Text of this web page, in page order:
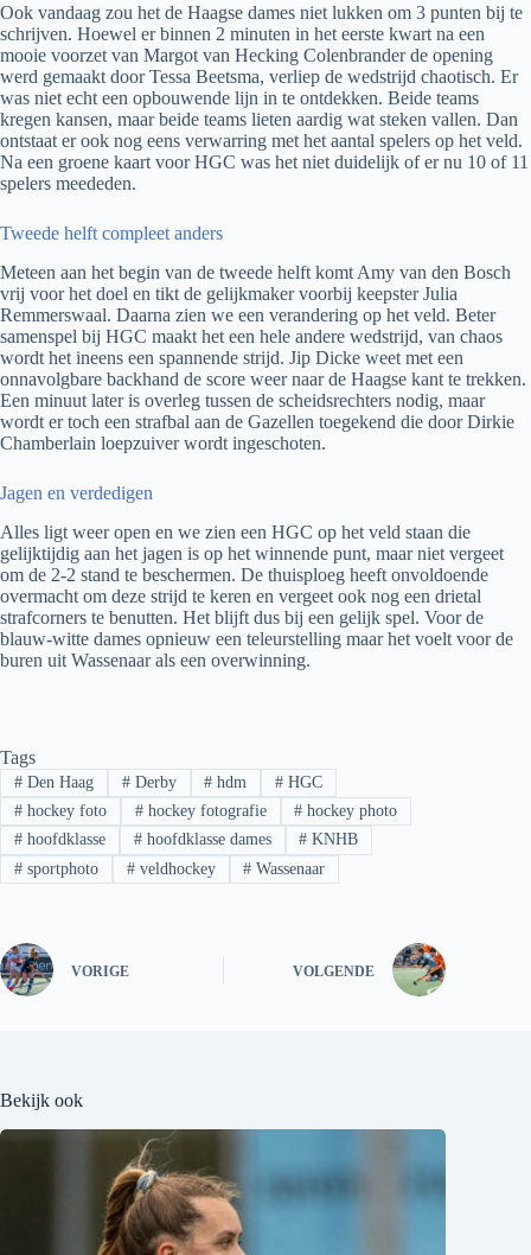
Ook vandaag zou het de Haagse dames niet lukken om 3 punten bij te
schrijven. Hoewel er binnen 2 minuten in het eerste kwart na een
mooie voorzet van Margot van Hecking Colenbrander de opening
werd gemaakt door Tessa Beetsma, verliep de wedstrijd chaotisch. Er
was niet echt een opbouwende lijn in te ontdekken. Beide teams
kregen kansen, maar beide teams lieten aardig wat steken vallen. Dan
ontstaat er ook nog eens verwarring met het aantal spelers op het veld.
Na een groene kaart voor HGC was het niet duidelijk of er nu 10 of 11
spelers meededen.
Tweede helft compleet anders
Meteen aan het begin van de tweede helft komt Amy van den Bosch
vrij voor het doel en tikt de gelijkmaker voorbij keepster Julia
Remmerswaal. Daarna zien we een verandering op het veld. Beter
samenspel bij HGC maakt het een hele andere wedstrijd, van chaos
wordt het ineens een spannende strijd. Jip Dicke weet met een
onnavolgbare backhand de score weer naar de Haagse kant te trekken.
Een minuut later is overleg tussen de scheidsrechters nodig, maar
wordt er toch een strafbal aan de Gazellen toegekend die door Dirkie
Chamberlain loepzuiver wordt ingeschoten.
Jagen en verdedigen
Alles ligt weer open en we zien een HGC op het veld staan die
gelijktijdig aan het jagen is op het winnende punt, maar niet vergeet
om de 2-2 stand te beschermen. De thuisploeg heeft onvoldoende
overmacht om deze strijd te keren en vergeet ook nog een drietal
strafcorners te benutten. Het blijft dus bij een gelijk spel. Voor de
blauw-witte dames opnieuw een teleurstelling maar het voelt voor de
buren uit Wassenaar als een overwinning.
Tags
#Den Haag #Derby # hdm # HGC
#hockey foto #hockey fotografie # hockey photo
#hoofdklasse #hoofdklasse dames # KNHB
#sportphoto #veldhockey # Wassenaar
VORIGE VOLGENDE
Bekijk ook